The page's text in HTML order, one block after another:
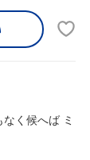
く候へば ミ